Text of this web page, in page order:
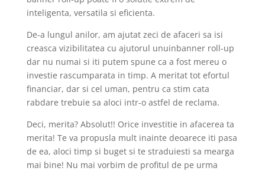
inteligenta, versatila si eficienta.
De-a lungul anilor, am ajutat zeci de afaceri sa isi
creasca vizibilitatea cu ajutorul unuinbanner roll-up
dar nu numai si iti putem spune ca a fost mereu o
investie rascumparata in timp. A meritat tot efortul
financiar, dar si cel uman, pentru ca stim cata
rabdare trebuie sa aloci intr-o astfel de reclama.
Deci, merita? Absolut!! Orice investitie in afacerea ta
merita! Te va propusla mult inainte deoarece iti pasa
de ea, aloci timp si buget si te straduiesti sa mearga
mai bine! Nu mai vorbim de profitul de pe urma